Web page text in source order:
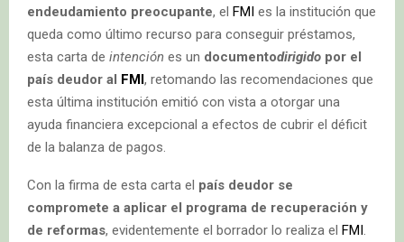
endeudamiento preocupante, el FMI es la institución que
queda como último recurso para conseguir préstamos,
esta carta de intención es un documentodirigido por el
país deudor al FMI, retomando las recomendaciones que
esta última institución emitió con vista a otorgar una
ayuda financiera excepcional a efectos de cubrir el déficit
de la balanza de pagos.
Con la firma de esta carta el país deudor se
compromete a aplicar el programa de recuperación y
de reformas, evidentemente el borrador lo realiza el FMI